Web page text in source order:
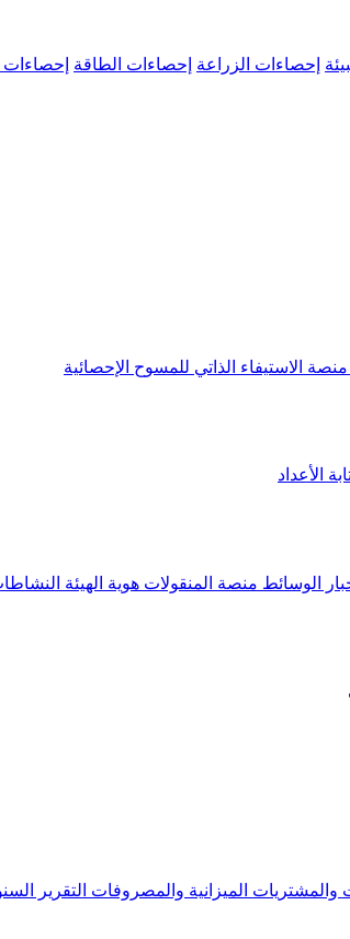
إحصاءات الزراعة إحصاءات الطاقة إحصاءات
منصة الاستيفاء الذاتي للمسوح الإحصائية
الأعداد
الوسائط منصة المنقولات هوية الهيئة
والمشتريات الميزانية والمصروفات التقرير